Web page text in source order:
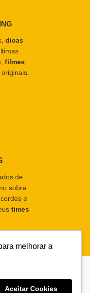
melhorar a
Aceitar Cookies
dicas
, filmes,
de
sobre
e
times